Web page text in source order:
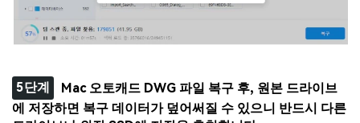
5단계
Mac 오토캐드 DWG 파일 복구 후, 원본 드라이브
에 저장하면 복구 데이터가 덮어써질 수 있으니 반드시 다른